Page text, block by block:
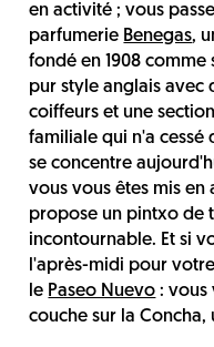
en activité ; vous
parfumerie Benegas,
fondé en 1908
pur style anglais avec
coiffeurs et une
familiale qui n'a cessé
se concentre
vous vous êtes mis
propose un pintxo de
incontournable. Et si
l'après-midi pour
le Paseo Nuevo : vous
couche sur la Concha,